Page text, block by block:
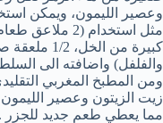
وعصير الليمون، ويمكن
كبيرة من
والفلفل) واضافته الى
ومن المطبخ المغربي
زيت الزيتون وعصير
مما يعطي طعم جديد للجزر .